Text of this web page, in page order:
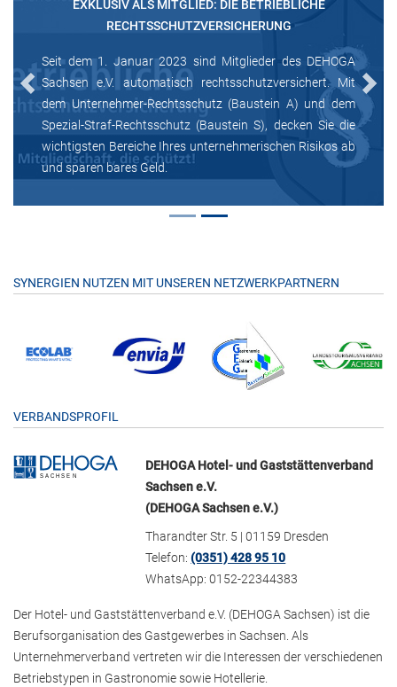
EXKLUSIV ALS MITGLIED: DIE BETRIEBLICHE
RECHTSSCHUTZVERSICHERUNG
Seit dem 1. Januar 2023 sind Mitglieder des DEHOGA
Sachsen e.V. automatisch rechtsschutzversichert. Mit
dem Unternehmer-Rechtsschutz (Baustein A) und dem
Spezial-Straf-Rechtsschutz (Baustein S), decken Sie die
wichtigsten Bereiche Ihres unternehmerischen Risikos ab
und sparen bares Geld.
Previous Next
SYNERGIEN NUTZEN MIT UNSEREN NETZWERKPARTNERN
VERBANDSPROFIL
DEHOGA Hotel- und Gaststättenverband
Sachsen e.V.
(DEHOGA Sachsen e.V.)
Tharandter Str. 5 | 01159 Dresden
Telefon:(0351) 428 95 10
WhatsApp: 0152-22344383
Der Hotel- und Gaststättenverband e.V. (DEHOGA Sachsen) ist die
Berufsorganisation des Gastgewerbes in Sachsen. Als
Unternehmerverband vertreten wir die Interessen der verschiedenen
Betriebstypen in Gastronomie sowie Hotellerie.